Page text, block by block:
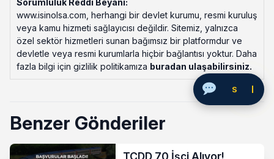
Sorumluluk Reddi Beyanı:
www.isinolsa.com, herhangi bir devlet kurumu, resmi kuruluş
veya kamu hizmeti sağlayıcısı değildir. Sitemiz, yalnızca
özel sektör hizmetleri sunan bağımsız bir platformdur ve
devletle veya resmi kurumlarla hiçbir bağlantısı yoktur. Daha
fazla bilgi için gizlilik politikamıza buradan ulaşabilirsiniz.
Benzer Gönderiler
TCDD 70 İşçi Alıyor!
Soru Sor